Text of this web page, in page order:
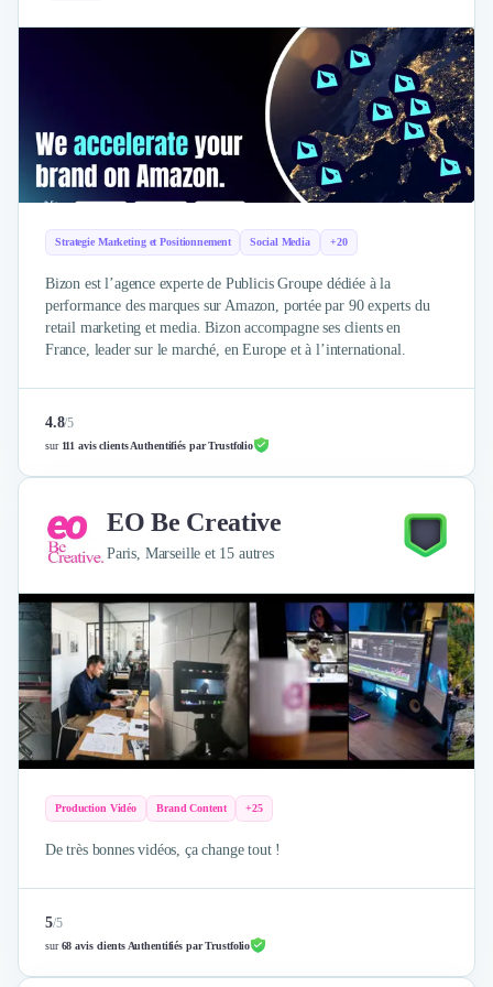
Réalité Virtuelle (VR)
Logistique
Traduction
Traiteur & Restauration
Sourcing et Imports
Développement à l'international
Accélérateurs et incubateurs
Logiciel PropTech
Courtage en Energie
Désinfection & décontamination
Clubs & Réseaux Professionnels
Espaces de Coworking
Strategie Marketing et Positionnement Social Media +20
Bizon est l’agence experte de Publicis Groupe dédiée à la
performance des marques sur Amazon, portée par 90 experts du
retail marketing et media. Bizon accompagne ses clients en
France, leader sur le marché, en Europe et à l’international.
4.8/5
sur 111 avis clients Authentifiés par Trustfolio
EO Be Creative
Paris, Marseille et 15 autres
Production Vidéo Brand Content +25
De très bonnes vidéos, ça change tout !
5/5
sur68 avis clients Authentifiés par Trustfolio